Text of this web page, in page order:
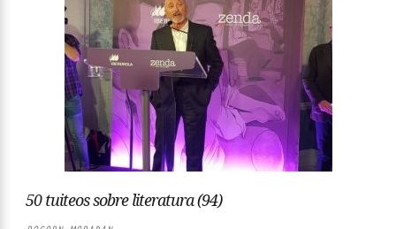
50 tuiteos sobre literatura (94)